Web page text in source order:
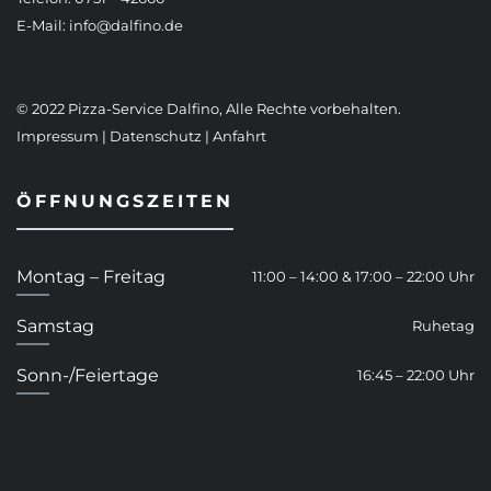
E-Mail: info@dalfino.de
© 2022 Pizza-Service Dalfino, Alle Rechte vorbehalten.
Impressum | Datenschutz | Anfahrt
ÖFFNUNGSZEITEN
Montag – Freitag 11:00 – 14:00 & 17:00 – 22:00 Uhr
Samstag Ruhetag
Sonn-/Feiertage 16:45 – 22:00 Uhr